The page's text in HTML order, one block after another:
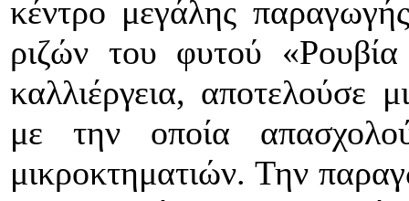
κέντρο μεγάλης
ριζών του φυτού
καλλιέργεια, αποτελούσε
με την οποία
μικροκτηματιών. Την